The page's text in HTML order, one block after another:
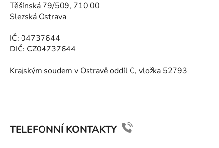
Těšínská 79/509, 710 00
Slezská Ostrava
IČ: 04737644
DIČ: CZ04737644
Krajským soudem v Ostravě oddíl C, vložka 52793
TELEFONNÍ KONTAKTY